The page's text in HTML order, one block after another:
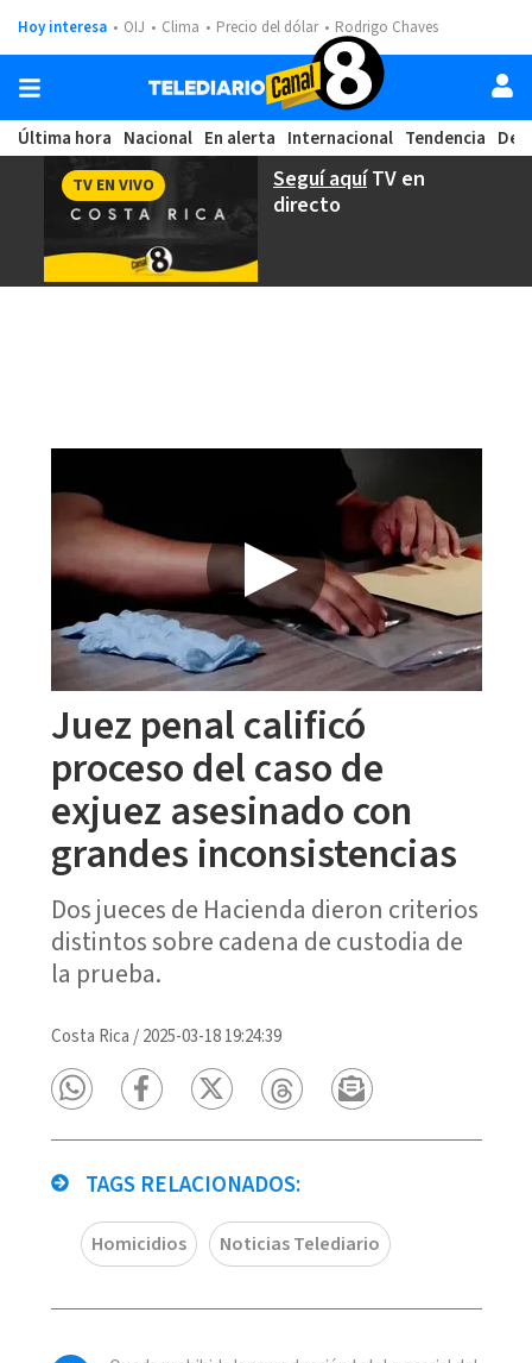
Hoy interesa OIJ Clima Precio del dólar Rodrigo Chaves
Última hora Nacional En alerta Internacional Tendencia
Seguí aquíTV en
directo
TV EN VIVO
Juez penal calificó
proceso del caso de
exjuez asesinado con
grandes inconsistencias
Dos jueces de Hacienda dieron criterios
distintos sobre cadena de custodia de
la prueba.
Costa Rica /2025-03-18 19:24:39
TAGS RELACIONADOS:
Homicidios Noticias Telediario